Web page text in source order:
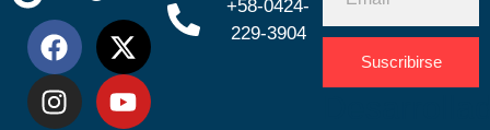
+58-0424-
229-3904
Suscribirse